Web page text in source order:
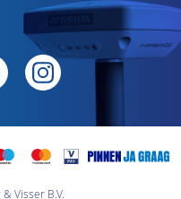
Visser B.V.